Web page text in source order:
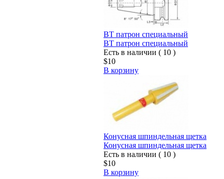
BT патрон специальный
BT патрон специальный
Есть в наличии ( 10 )
$10
В корзину
Конусная шпиндельная щетка
Конусная шпиндельная щетка
Есть в наличии ( 10 )
$10
В корзину